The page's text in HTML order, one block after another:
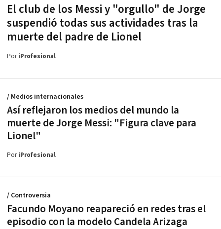
El club de los Messi y "orgullo" de Jorge
suspendió todas sus actividades tras la
muerte del padre de Lionel
PoriProfesional
Así reflejaron los medios del mundo la
muerte de Jorge Messi: "Figura clave para
Lionel"
/ Medios internacionales
PoriProfesional
Facundo Moyano reapareció en redes tras el
episodio con la modelo Candela Arizaga
/ Controversia